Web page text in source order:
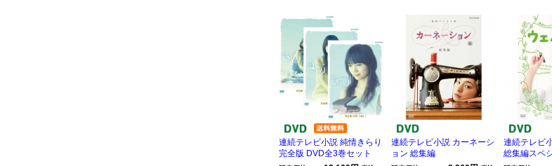
連続テレビ小説 純情きらり
完全版 DVD全3巻セット
連続テレビ小説 カーネーシ
ョン 総集編
連続テレビ
総集編スペ